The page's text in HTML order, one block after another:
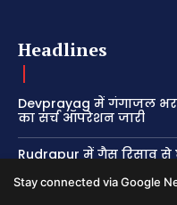
Headlines
Devprayag में गंगाजल
का सर्च ऑपरेशन जारी
Rudrapur में गैस रिसाव से
Stay connected via Google